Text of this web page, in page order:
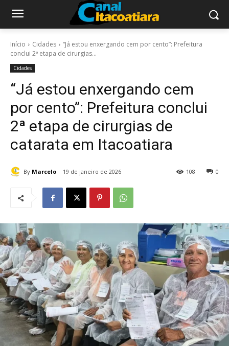
Início Cidades
“Já estou enxergando cem por cento”: Prefeitura
conclui 2ª etapa de cirurgias...
Cidades
“Já estou enxergando cem
por cento”: Prefeitura conclui
2ª etapa de cirurgias de
catarata em Itacoatiara
By Marcelo 19 de janeiro de 2026 0
108